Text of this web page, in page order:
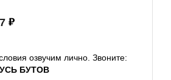
озвучим лично. Звоните:
БУТОВ